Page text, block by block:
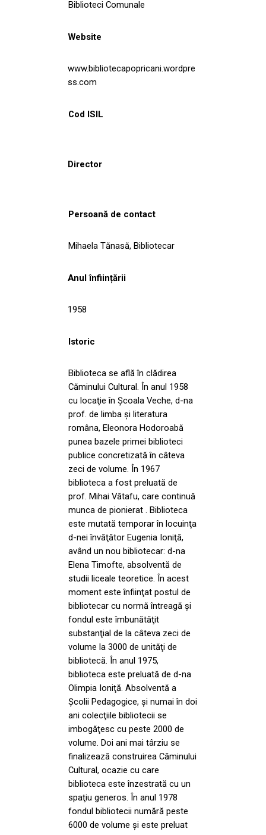
Biblioteci Comunale
Website
www.bibliotecapopricani.wordpre
ss.com
Cod ISIL
Director
Persoană de contact
Mihaela Tănasă, Bibliotecar
Anul înființării
1958
Istoric
Biblioteca se află în clădirea
Căminului Cultural. În anul 1958
cu locaţie în Şcoala Veche, d-na
prof. de limba și literatura
româna, Eleonora Hodoroabă
punea bazele primei biblioteci
publice concretizată în câteva
zeci de volume. În 1967
biblioteca a fost preluată de
prof. Mihai Vătafu, care continuă
munca de pionierat . Biblioteca
este mutată temporar în locuinţa
d-nei învăţător Eugenia Ioniţă,
având un nou bibliotecar: d-na
Elena Timofte, absolventă de
studii liceale teoretice. În acest
moment este înfiinţat postul de
bibliotecar cu normă întreagă şi
fondul este îmbunătăţit
substanţial de la câteva zeci de
volume la 3000 de unităţi de
bibliotecă. În anul 1975,
biblioteca este preluată de d-na
Olimpia Ioniţă. Absolventă a
Şcolii Pedagogice, şi numai în doi
ani colecţiile bibliotecii se
imbogăţesc cu peste 2000 de
volume. Doi ani mai târziu se
finalizează construirea Căminului
Cultural, ocazie cu care
biblioteca este înzestrată cu un
spaţiu generos. În anul 1978
fondul bibliotecii numără peste
6000 de volume și este preluat